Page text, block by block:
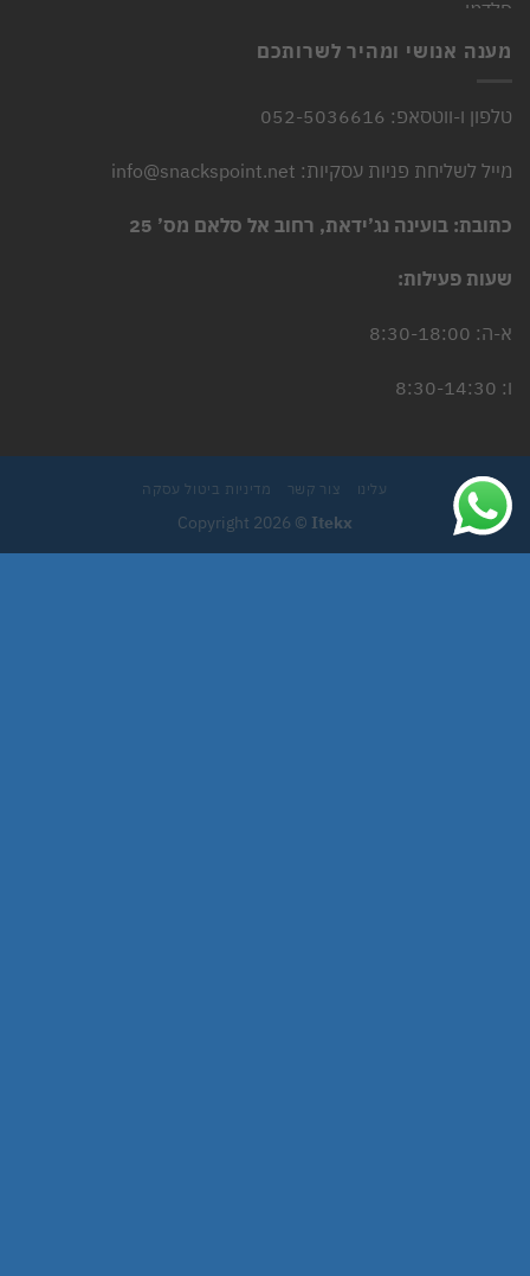
6.00 ₪.
4.90 ₪.
מענה אנושי ומהיר לשרותכם
טלפון ו-ווטסאפ: 052-5036616
מייל לשליחת פניות עסקיות: info@snackspoint.net
כתובת: בועינה נג’ידאת, רחוב אל סלאם מס’ 25
שעות פעילות:
א-ה: 8:30-18:00
ו: 8:30-14:30
עלינו צור קשר מדיניות ביטול עסקה
Copyright 2026 © Itekx